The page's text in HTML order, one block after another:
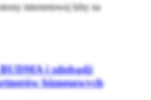
internetowej Izby na
i zdobądź
biznesowych